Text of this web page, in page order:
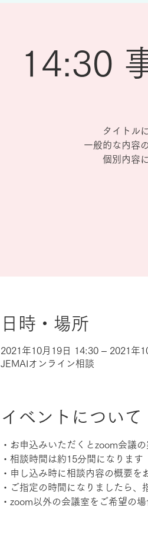
14:30
タイトル
一般的な内容
個別内容
日時・場所
2021年10月19日 14:30 – 2021年
JEMAIオンライン相談
イベントについて
・お申込みいただくとzoom会議
・相談時間は約15分間になります
・申し込み時に相談内容の概要を
・ご指定の時間になりましたら
・zoom以外の会議室をご希望の